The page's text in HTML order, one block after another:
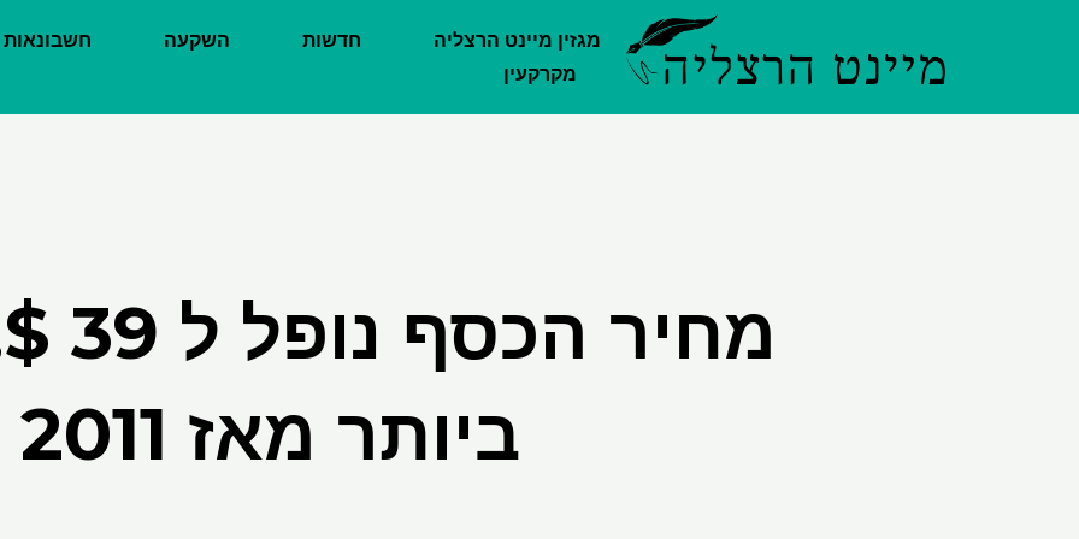
מגזין מיינט הרצליה חדשות השקעה
חשבונאות
מקרקעין
ביותר מאז 2011